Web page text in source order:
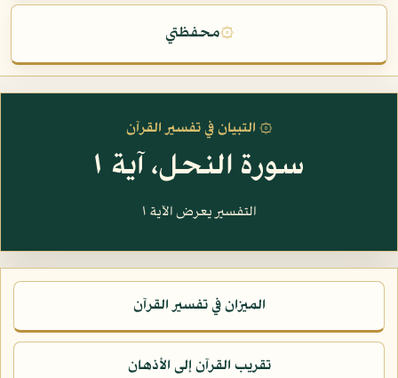
۞محفظتي
۞ التبيان في تفسير القرآن
سورة النحل، آية ١
التفسير يعرض الآية ١
الميزان في تفسير القرآن
تقريب القرآن إلى الأذهان